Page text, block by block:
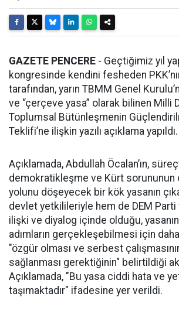
GAZETE PENCERE - Geçtiğimiz yıl
kongresinde kendini fesheden
tarafından, yarın TBMM Genel
ve “çerçeve yasa” olarak bilinen Milli
Toplumsal Bütünleşmenin
Teklifi’ne ilişkin yazılı açıklama yapıldı.
Açıklamada, Abdullah Öcalan’ın,
demokratikleşme ve Kürt sorununun
yolunu döşeyecek bir kök yasanın
devlet yetkilileriyle hem de DEM
ilişki ve diyalog içinde olduğu,
adımların gerçekleşebilmesi için
"özgür olması ve serbest
sağlanması gerektiğinin" belirtildiği
Açıklamada, "Bu yasa ciddi hata ve
taşımaktadır" ifadesine yer verildi.